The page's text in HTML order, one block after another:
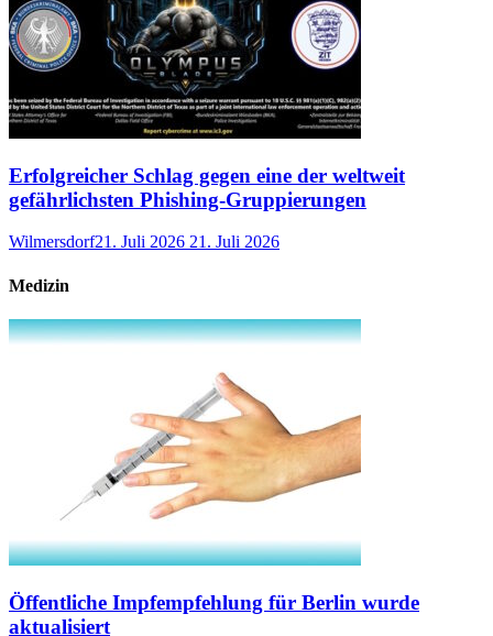
Erfolgreicher Schlag gegen eine der weltweit
gefährlichsten Phishing-Gruppierungen
Wilmersdorf21. Juli 2026 21. Juli 2026
Medizin
Öffentliche Impfempfehlung für Berlin wurde
aktualisiert